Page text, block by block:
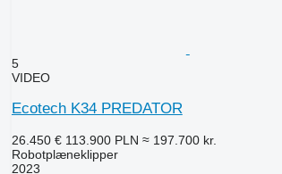
5
VIDEO
Ecotech K34 PREDATOR
26.450 € 113.900 PLN ≈ 197.700 kr.
Robotplæneklipper
2023